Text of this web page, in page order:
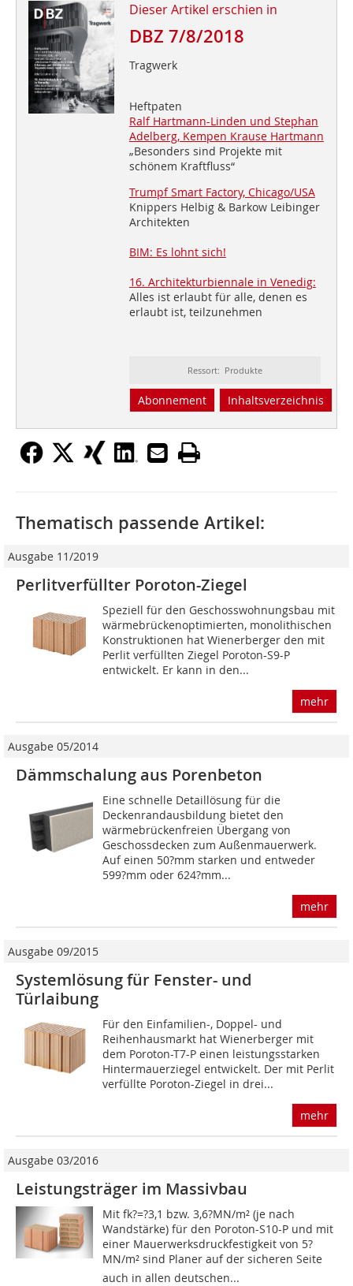
Dieser Artikel erschien in
DBZ 7/8/2018
Tragwerk
Heftpaten
Ralf Hartmann-Linden und Stephan
Adelberg, Kempen Krause Hartmann
„Besonders sind Projekte mit
schönem Kraftfluss“
Trumpf Smart Factory, Chicago/USA
Knippers Helbig & Barkow Leibinger
Architekten
BIM: Es lohnt sich!
16. Architekturbiennale in Venedig:
Alles ist erlaubt für alle, denen es
erlaubt ist, teilzunehmen
Ressort: Produkte
Abonnement Inhaltsverzeichnis
Thematisch passende Artikel:
Ausgabe 11/2019
Perlitverfüllter Poroton-Ziegel
Speziell für den Geschosswohnungsbau mit
wärmebrückenoptimierten, monolithischen
Konstruktionen hat Wienerberger den mit
Perlit verfüllten Ziegel Poroton-S9-P
entwickelt. Er kann in den...
mehr
Ausgabe 05/2014
Dämmschalung aus Porenbeton
Eine schnelle Detaillösung für die
Deckenrandausbildung bietet den
wärmebrückenfreien Übergang von
Geschossdecken zum Außenmauerwerk.
Auf einen 50?mm starken und entweder
599?mm oder 624?mm...
mehr
Ausgabe 09/2015
Systemlösung für Fenster- und
Türlaibung
Für den Einfamilien-, Doppel- und
Reihenhausmarkt hat Wienerberger mit
dem Poroton-T7-P einen leistungsstarken
Hintermauerziegel entwickelt. Der mit Perlit
verfüllte Poroton-Ziegel in drei...
mehr
Ausgabe 03/2016
Leistungsträger im Massivbau
Mit fk?=?3,1 bzw. 3,6?MN/m² (je nach
Wandstärke) für den Poroton-S10-P und mit
einer Mauerwerksdruck­festigkeit von 5?
MN/m² sind Planer auf der sicheren Seite 
auch in allen deutschen...